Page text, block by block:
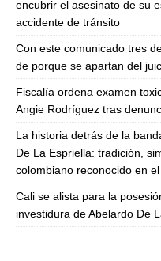
encubrir el asesinato de su
accidente de tránsito
Con este comunicado tres
de porque se apartan del
Fiscalía ordena examen
Angie Rodríguez tras
La historia detrás de la
De La Espriella: tradición,
colombiano reconocido en
Cali se alista para la
investidura de Abelardo De